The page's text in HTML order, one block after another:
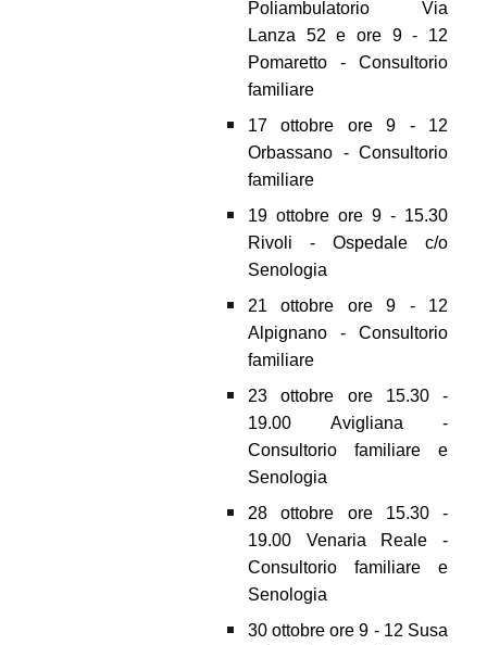
Poliambulatorio Via
Lanza 52 e ore 9 - 12
Pomaretto - Consultorio
familiare
17 ottobre ore 9 - 12
Orbassano - Consultorio
familiare
19 ottobre ore 9 - 15.30
Rivoli - Ospedale c/o
Senologia
21 ottobre ore 9 - 12
Alpignano - Consultorio
familiare
23 ottobre ore 15.30 -
19.00 Avigliana -
Consultorio familiare e
Senologia
28 ottobre ore 15.30 -
19.00 Venaria Reale -
Consultorio familiare e
Senologia
30 ottobre ore 9 - 12 Susa